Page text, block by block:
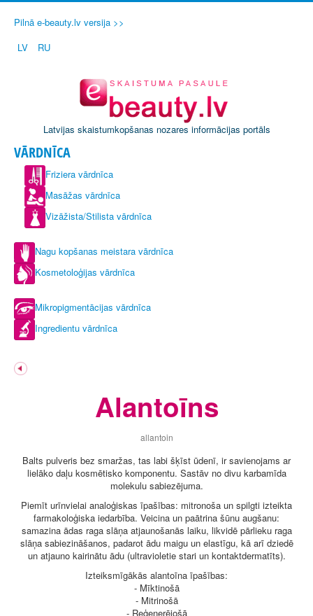
Pilnā e-beauty.lv versija >>
LV
RU
Latvijas skaistumkopšanas nozares informācijas portāls
VĀRDNĪCA
Friziera vārdnīca
Masāžas vārdnīca
Vizāžista/Stilista vārdnīca
Nagu kopšanas meistara vārdnīca
Kosmetoloģijas vārdnīca
Mikropigmentācijas vārdnīca
Ingredientu vārdnīca
Alantoīns
allantoin
Balts pulveris bez smaržas, tas labi šķīst ūdenī, ir savienojams ar
lielāko daļu kosmētisko komponentu. Sastāv no divu karbamīda
molekulu sabiezējuma.
Piemīt urīnvielai analoģiskas īpašības: mitronoša un spilgti izteikta
farmakoloģiska iedarbība. Veicina un paātrina šūnu augšanu:
samazina ādas raga slāņa atjaunošanās laiku, likvidē pārlieku raga
slāņa sabiezināšanos, padarot ādu maigu un elastīgu, kā arī dziedē
un atjauno kairinātu ādu (ultravioletie stari un kontaktdermatīts).
Izteiksmīgākās alantoīna īpašības:
- Mīktinošā
- Mitrinošā
- Reģenerējošā